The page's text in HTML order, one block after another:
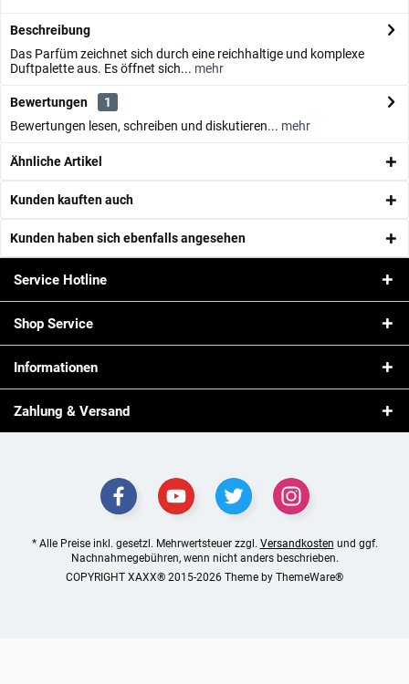
Beschreibung
Das Parfüm zeichnet sich durch eine reichhaltige und komplexe
Duftpalette aus. Es öffnet sich... mehr
Bewertungen
1
Bewertungen lesen, schreiben und diskutieren... mehr
Ähnliche Artikel
Kunden kauften auch
Kunden haben sich ebenfalls angesehen
Service Hotline
Shop Service
Informationen
Zahlung & Versand
* Alle Preise inkl. gesetzl. Mehrwertsteuer zzgl. Versandkosten und ggf.
Nachnahmegebühren, wenn nicht anders beschrieben.
COPYRIGHT XAXX® 2015-2026 Theme by ThemeWare®